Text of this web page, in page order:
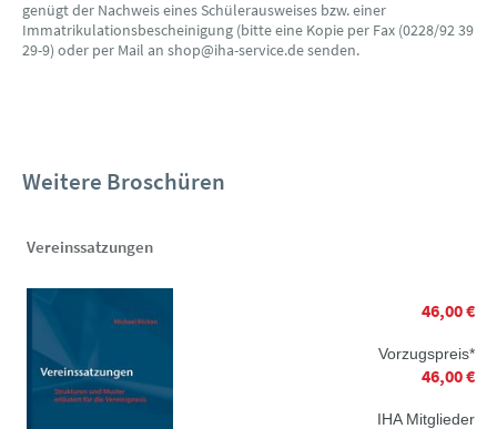
genügt der Nachweis eines Schülerausweises bzw. einer
Immatrikulationsbescheinigung (bitte eine Kopie per Fax (0228/92 39
29-9) oder per Mail an shop@iha-service.de senden.
Weitere Broschüren
Vereinssatzungen
46,00 €
Vorzugspreis*
46,00 €
IHA Mitglieder